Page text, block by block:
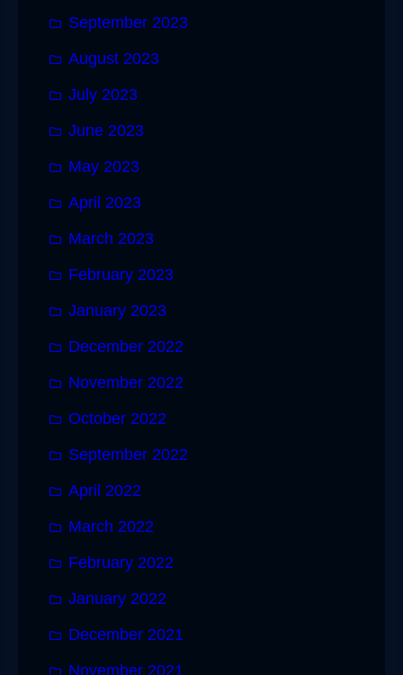
September 2023
August 2023
July 2023
June 2023
May 2023
April 2023
March 2023
February 2023
January 2023
December 2022
November 2022
October 2022
September 2022
April 2022
March 2022
February 2022
January 2022
December 2021
November 2021